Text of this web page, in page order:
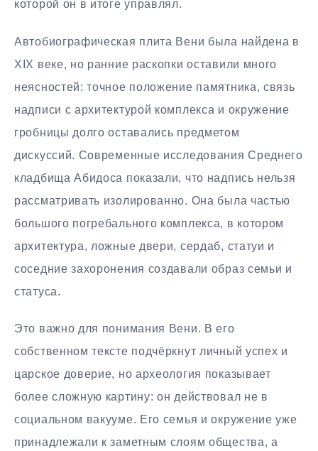
которой он в итоге управлял.
Автобиографическая плита Вени была найдена в
XIX веке, но ранние раскопки оставили много
неясностей: точное положение памятника, связь
надписи с архитектурой комплекса и окружение
гробницы долго оставались предметом
дискуссий. Современные исследования Среднего
кладбища Абидоса показали, что надпись нельзя
рассматривать изолированно. Она была частью
большого погребального комплекса, в котором
архитектура, ложные двери, сердаб, статуи и
соседние захоронения создавали образ семьи и
статуса.
Это важно для понимания Вени. В его
собственном тексте подчёркнут личный успех и
царское доверие, но археология показывает
более сложную картину: он действовал не в
социальном вакууме. Его семья и окружение уже
принадлежали к заметным слоям общества, а